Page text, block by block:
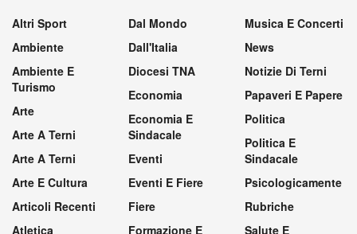
Altri Sport
Ambiente
Ambiente E
Turismo
Arte
Arte A Terni
Arte A Terni
Arte E Cultura
Articoli Recenti
Atletica
Dal Mondo
Dall'Italia
Diocesi TNA
Economia
Economia E
Sindacale
Eventi
Eventi E Fiere
Fiere
Formazione E
Musica E Concerti
News
Notizie Di Terni
Papaveri E Papere
Politica
Politica E
Sindacale
Psicologicamente
Rubriche
Salute E